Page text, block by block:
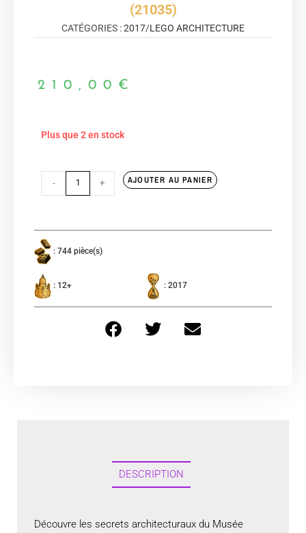
(21035)
CATÉGORIES :2017/LEGO ARCHITECTURE
210,00 €
Plus que 2 en stock
- + AJOUTER AU PANIER
: 744 pièce(s)
: 12+ : 2017
DESCRIPTION
Découvre les secrets architecturaux du Musée